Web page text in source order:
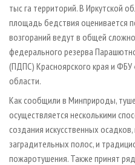
тыс га территорий. В Иркутской
площадь бедствия оценивается
возгораний ведут в общей
федерального резерва
(ПДПС) Красноярского края и ФБУ
области.
Как сообщили в Минприроды,
осуществляется несколькими
создания искусственных
заградительных полос, и
пожаротушения. Также принят